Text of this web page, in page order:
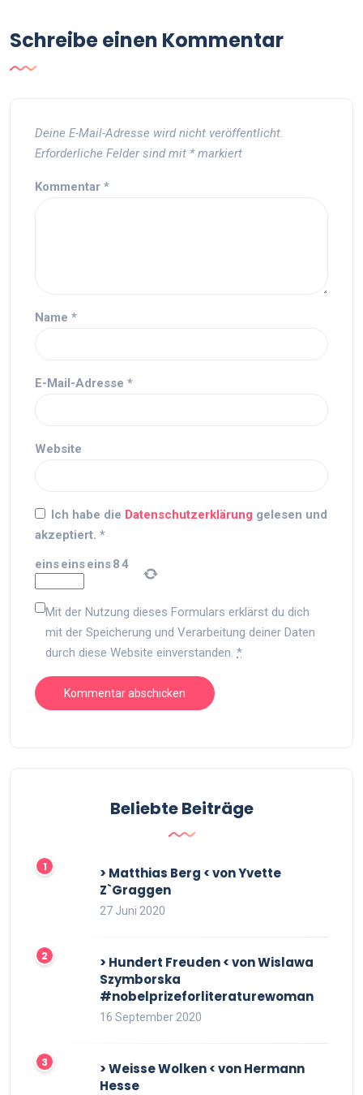
Schreibe einen Kommentar
Deine E-Mail-Adresse wird nicht veröffentlicht.
Erforderliche Felder sind mit *markiert
Kommentar *
Name *
E-Mail-Adresse *
Website
Ich habe die Datenschutzerklärung gelesen und
akzeptiert. *
einseinseins84
Mit der Nutzung dieses Formulars erklärst du dich
mit der Speicherung und Verarbeitung deiner Daten
durch diese Website einverstanden. *
Beliebte Beiträge
> Matthias Berg < von Yvette
Z`Graggen
27 Juni 2020
> Hundert Freuden < von Wislawa
Szymborska
#nobelprizeforliteraturewoman
16 September 2020
> Weisse Wolken < von Hermann
Hesse